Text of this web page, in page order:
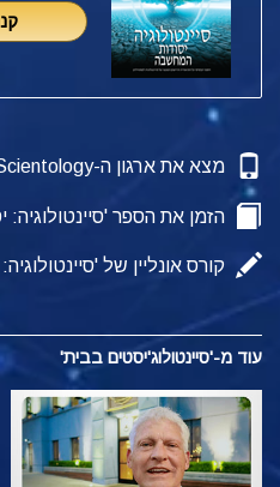
מצא את ארגון ה-Scientology הקרוב אליך
הזמן את הספר
קורס אונליין של
עוד מ-'סיינטולוג'יסטים בבית'